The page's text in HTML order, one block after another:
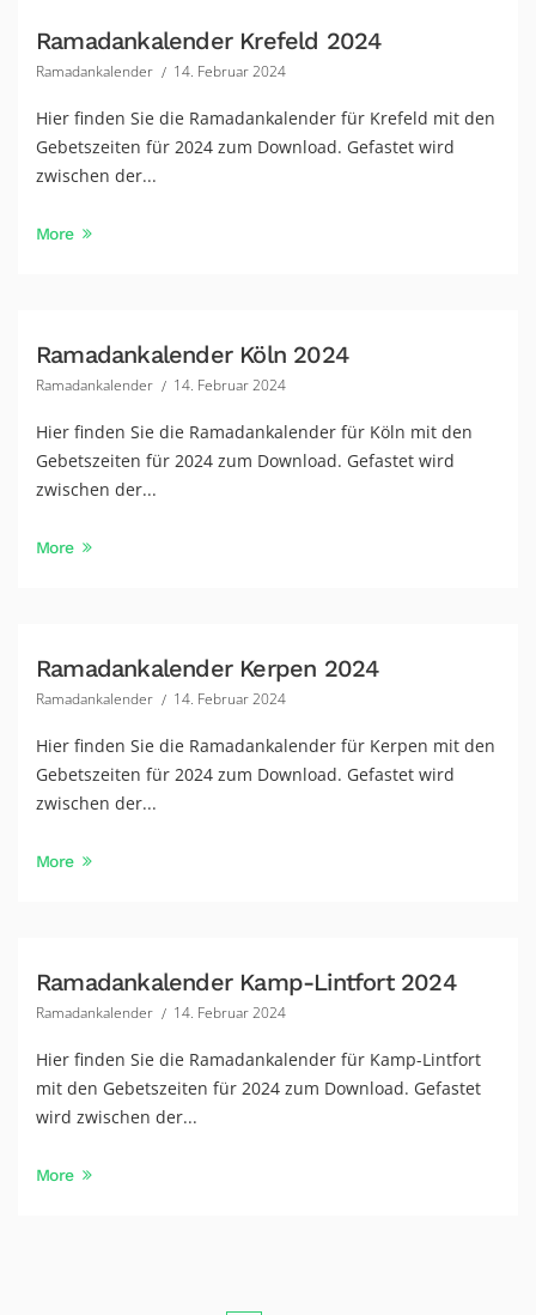
Ramadankalender Krefeld 2024
Ramadankalender 14. Februar 2024
Hier finden Sie die Ramadankalender für Krefeld mit den
Gebetszeiten für 2024 zum Download. Gefastet wird
zwischen der...
More
Ramadankalender Köln 2024
Ramadankalender 14. Februar 2024
Hier finden Sie die Ramadankalender für Köln mit den
Gebetszeiten für 2024 zum Download. Gefastet wird
zwischen der...
More
Ramadankalender Kerpen 2024
Ramadankalender 14. Februar 2024
Hier finden Sie die Ramadankalender für Kerpen mit den
Gebetszeiten für 2024 zum Download. Gefastet wird
zwischen der...
More
Ramadankalender Kamp-Lintfort 2024
Ramadankalender 14. Februar 2024
Hier finden Sie die Ramadankalender für Kamp-Lintfort
mit den Gebetszeiten für 2024 zum Download. Gefastet
wird zwischen der...
More